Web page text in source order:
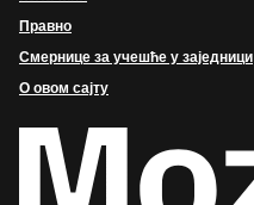
Правно
Смернице за учешће у заједници
О овом сајту